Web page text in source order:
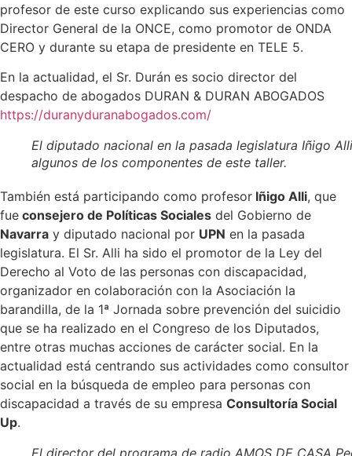
profesor de este curso explicando sus experiencias como
Director General de la ONCE, como promotor de ONDA
CERO y durante su etapa de presidente en TELE 5.
En la actualidad, el Sr. Durán es socio director del
despacho de abogados DURAN & DURAN ABOGADOS
https://duranyduranabogados.com/
El diputado nacional en la pasada legislatura Iñigo
algunos de los componentes de este taller.
También está participando como profesor Iñigo Alli, que
fue consejero de Políticas Sociales del Gobierno de
Navarra y diputado nacional por UPN en la pasada
legislatura. El Sr. Alli ha sido el promotor de la Ley del
Derecho al Voto de las personas con discapacidad,
organizador en colaboración con la Asociación la
barandilla, de la 1ª Jornada sobre prevención del suicidio
que se ha realizado en el Congreso de los Diputados,
entre otras muchas acciones de carácter social. En la
actualidad está centrando sus actividades como consultor
social en la búsqueda de empleo para personas con
discapacidad a través de su empresa Consultoría Social
Up.